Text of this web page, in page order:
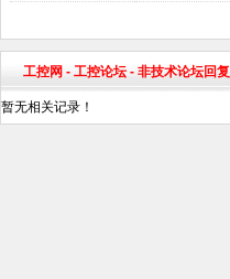
工控网 - 工控论坛- 非技术论坛回复
暂无相关记录！